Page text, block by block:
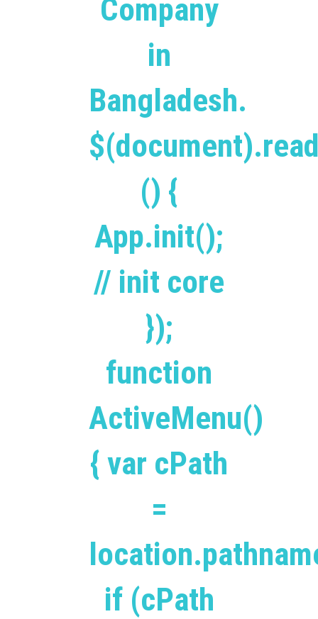
Company
in
Bangladesh.
() {
App.init();
// init core
});
function
ActiveMenu()
{ var cPath
=
if (cPath